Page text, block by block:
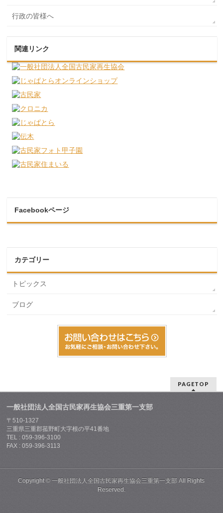
行政の皆様へ
関連リンク
Facebookページ
カテゴリー
トピックス
ブログ
PAGETOP
一般社団法人全国古民家再生協会三重第一支部
〒510-1327
三重県三重郡菰野町大字根の平41番地
TEL : 059-396-3100
FAX : 059-396-3113
Copyright ©一般社団法人全国古民家再生協会三重第一支部 All Rights
Reserved.